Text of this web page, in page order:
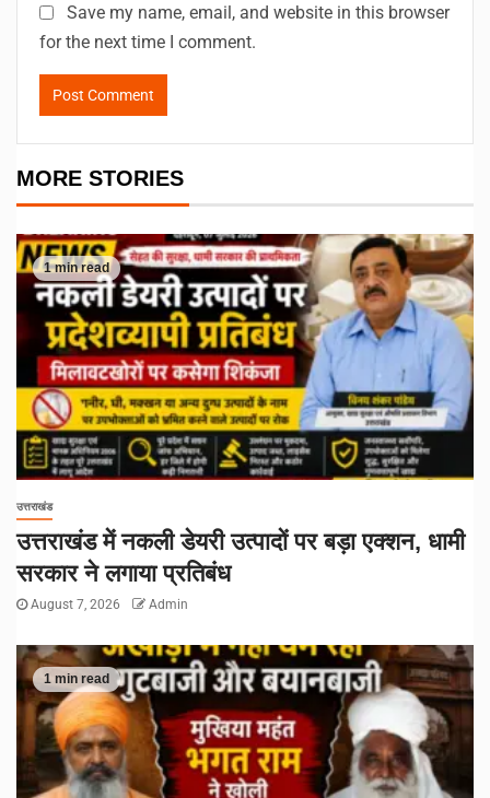
Save my name, email, and website in this browser
for the next time I comment.
MORE STORIES
1 min read
उत्तराखंड
उत्तराखंड में नकली डेयरी उत्पादों पर बड़ा एक्शन, धामी
सरकार ने लगाया प्रतिबंध
August 7, 2026 Admin
1 min read